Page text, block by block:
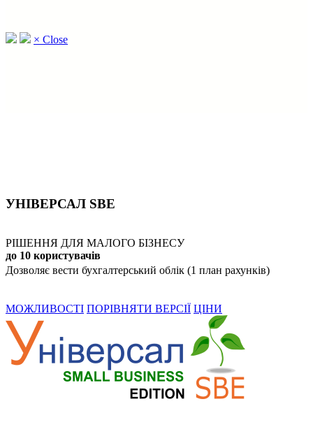
× Close
УНІВЕРСАЛ SBE
РІШЕННЯ ДЛЯ МАЛОГО БІЗНЕСУ
до 10 користувачів
Дозволяє вести бухгалтерський облік (1 план рахунків)
МОЖЛИВОСТІ ПОРІВНЯТИ ВЕРСІЇ ЦІНИ